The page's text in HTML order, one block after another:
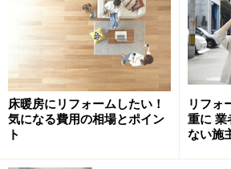
いっそのこと全部解体して新しく建
に感じますが、一般的な木造住宅の
床暖房にリフォームしたい！
気になる費用の相場とポイン
ト
リフォ
重に 業
ない施